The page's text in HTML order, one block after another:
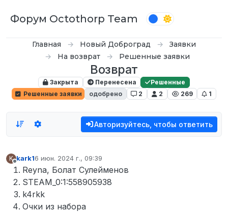
Форум Octothorp Team
Главная Новый Доброград
Заявки
На возврат
Решенные заявки
Возврат
Закрыта Перенесена
Решенные
Решенные заявки
одобрено 2 2 269 1
Авторизуйтесь, чтобы ответить
K
Не в сети
kark16 июн. 2024 г., 09:39
отредактировано
Reyna, Болат Сулейменов
STEAM_0:1:558905938
k4rkk
Очки из набора